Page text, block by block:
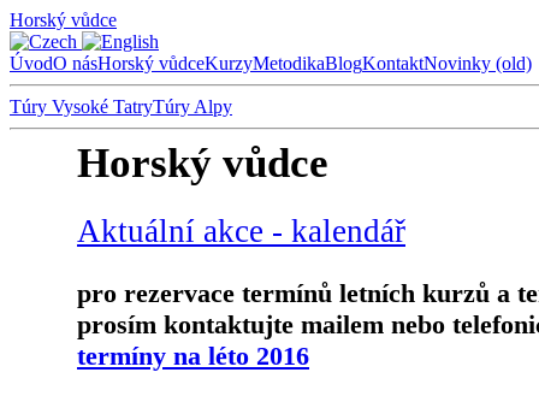
Horský vůdce
ÚvodO násHorský vůdceKurzyMetodikaBlogKontaktNovinky (old)
Túry Vysoké TatryTúry Alpy
Horský vůdce
Aktuální akce - kalendář
pro rezervace termínů letních kurzů a
prosím kontaktujte mailem nebo
termíny na léto 2016